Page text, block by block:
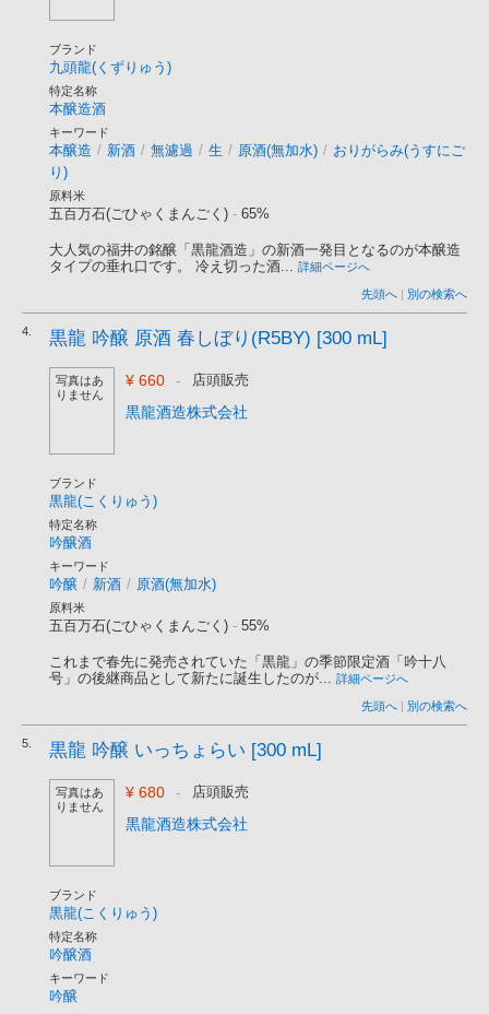
ブランド
九頭龍(くずりゅう)
特定名称
本醸造酒
キーワード
本醸造 / 新酒 / 無濾過 / 生 / 原酒(無加水) / おりがらみ(うすにご
り)
原料米
五百万石(ごひゃくまんごく) - 65%
大人気の福井の銘醸「黒龍酒造」の新酒一発目となるのが本醸造
タイプの垂れ口です。 冷え切った酒... 詳細ページへ
先頭へ | 別の検索へ
4. 黒龍 吟醸 原酒 春しぼり(R5BY) [300 mL]
写真はあ
りません
¥ 660 - 店頭販売
黒龍酒造株式会社
ブランド
黒龍(こくりゅう)
特定名称
吟醸酒
キーワード
吟醸 / 新酒 / 原酒(無加水)
原料米
五百万石(ごひゃくまんごく) - 55%
これまで春先に発売されていた「黒龍」の季節限定酒「吟十八
号」の後継商品として新たに誕生したのが... 詳細ページへ
先頭へ | 別の検索へ
5. 黒龍 吟醸 いっちょらい [300 mL]
写真はあ
りません
¥ 680 - 店頭販売
黒龍酒造株式会社
ブランド
黒龍(こくりゅう)
特定名称
吟醸酒
キーワード
吟醸